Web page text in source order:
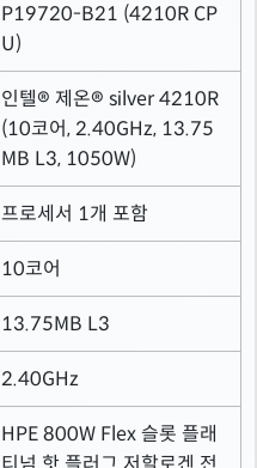
P19720-B21 (4210R CP
U)
인텔® 제온® silver 4210R
(10코어, 2.40GHz, 13.75
MB L3, 1050W)
프로세서 1개 포함
10코어
13.75MB L3
2.40GHz
HPE 800W Flex 슬롯 플래